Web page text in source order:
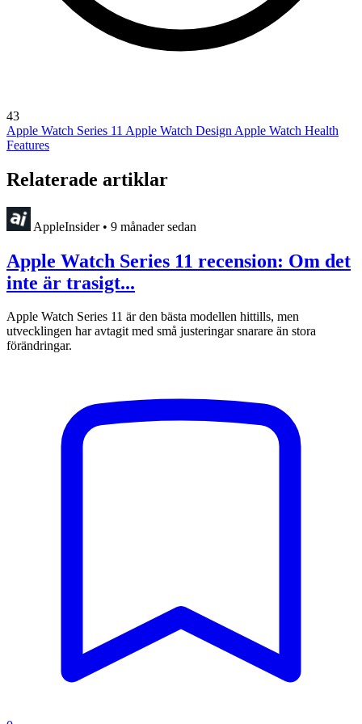
43
Apple Watch Series 11 Apple Watch Design Apple Watch Health
Features
Relaterade artiklar
AppleInsider • 9 månader sedan
Apple Watch Series 11 recension: Om det
inte är trasigt...
Apple Watch Series 11 är den bästa modellen hittills, men
utvecklingen har avtagit med små justeringar snarare än stora
förändringar.